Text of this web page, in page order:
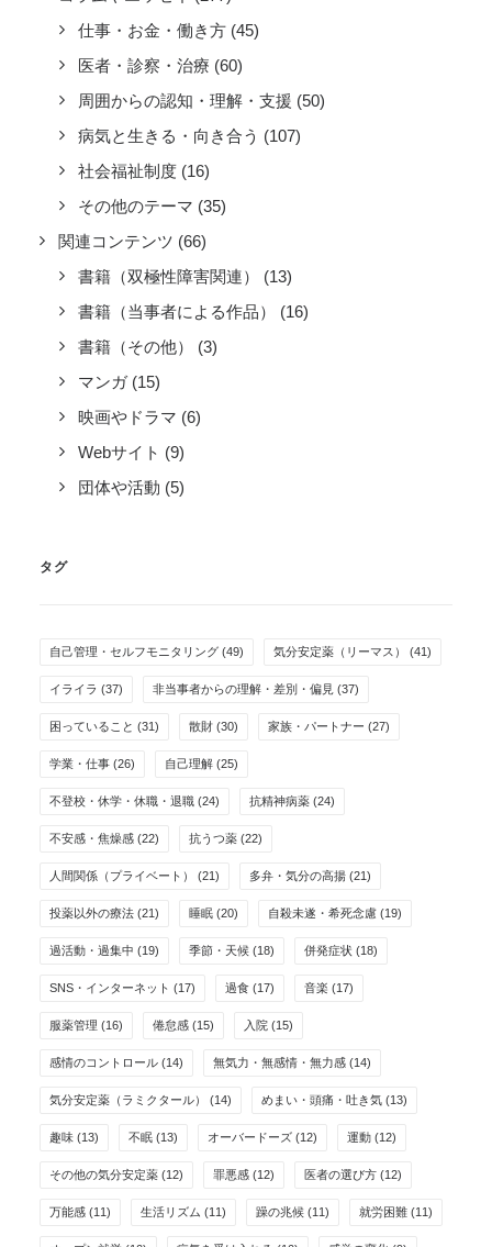
仕事・お金・働き方 (45)
医者・診察・治療 (60)
周囲からの認知・理解・支援 (50)
病気と生きる・向き合う (107)
社会福祉制度 (16)
その他のテーマ (35)
関連コンテンツ (66)
書籍（双極性障害関連）
(13)
書籍（当事者による作品）
(16)
書籍（その他）
(3)
マンガ (15)
映画やドラマ (6)
Webサイト (9)
団体や活動 (5)
タグ
自己管理・セルフモニタリング (49) 気分安定薬（リーマス） (41)
イライラ (37) 非当事者からの理解・差別・偏見 (37)
困っていること (31) 散財 (30) 家族・パートナー (27)
学業・仕事 (26) 自己理解 (25)
不登校・休学・休職・退職 (24) 抗精神病薬 (24)
不安感・焦燥感 (22) 抗うつ薬 (22)
人間関係（プライベート） (21) 多弁・気分の高揚 (21)
投薬以外の療法 (21) 睡眠 (20) 自殺未遂・希死念慮 (19)
過活動・過集中 (19) 季節・天候 (18) 併発症状 (18)
SNS・インターネット (17) 過食 (17) 音楽 (17)
服薬管理 (16) 倦怠感 (15) 入院 (15)
感情のコントロール (14) 無気力・無感情・無力感 (14)
気分安定薬（ラミクタール） (14) めまい・頭痛・吐き気 (13)
趣味 (13) 不眠 (13) オーバードーズ (12) 運動 (12)
その他の気分安定薬 (12) 罪悪感 (12) 医者の選び方 (12)
万能感 (11) 生活リズム (11) 躁の兆候 (11) 就労困難 (11)